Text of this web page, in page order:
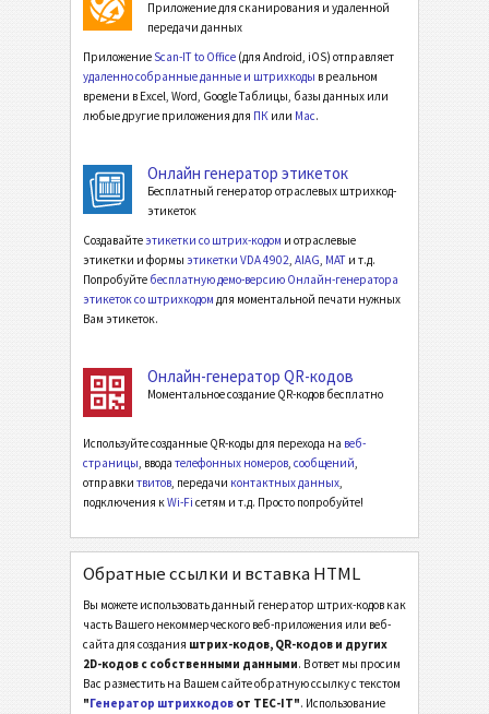
Приложение для сканирования и удаленной
передачи данных
Приложение Scan-IT to Office (для Android, iOS) отправляет
удаленно собранные данные и штрихкоды в реальном
времени в Excel, Word, Google Таблицы, базы данных или
любые другие приложения для ПК или Mac.
Онлайн генератор этикеток
Бесплатный генератор отраслевых штрихкод-
этикеток
Создавайте этикетки со штрих-кодом и отраслевые
этикетки и формы этикетки VDA 4902, AIAG, MAT и т.д.
Попробуйте бесплатную демо-версию Онлайн-генератора
этикеток со штрихкодом для моментальной печати нужных
Вам этикеток.
Онлайн-генератор QR-кодов
Моментальное создание QR-кодов бесплатно
Используйте созданные QR-коды для перехода на веб-
страницы, ввода телефонных номеров, сообщений,
отправки твитов, передачи контактных данных,
подключения кWi-Fi сетям и т.д. Просто попробуйте!
Обратные ссылки и вставка HTML
Вы можете использовать данный генератор штрих-кодов как
часть Вашего некоммерческого веб-приложения или веб-
сайта для создания штрих-кодов, QR-кодов и других
2D-кодов с собственными данными. В ответ мы просим
Вас разместить на Вашем сайте обратную ссылку с текстом
"Генератор штрихкодов от TEC-IT". Использование